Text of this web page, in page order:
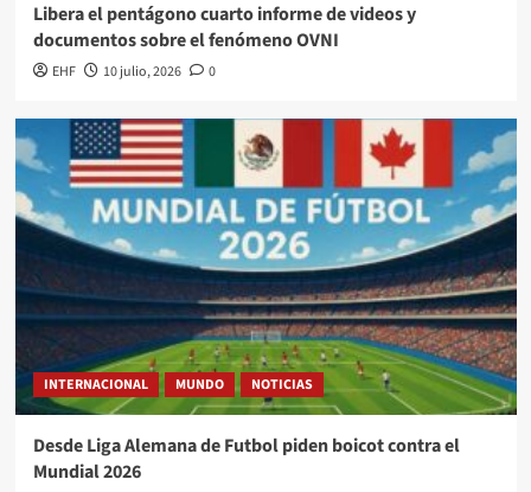
Libera el pentágono cuarto informe de videos y
documentos sobre el fenómeno OVNI
EHF 10 julio, 2026 0
INTERNACIONAL MUNDO NOTICIAS
Desde Liga Alemana de Futbol piden boicot contra el
Mundial 2026